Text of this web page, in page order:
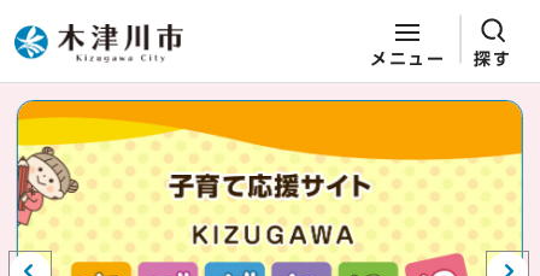
ページの先頭です
メニュー 探す
ここから本文です
ビジュアルエリア。木津川市役所か
らの紹介、お知らせ。